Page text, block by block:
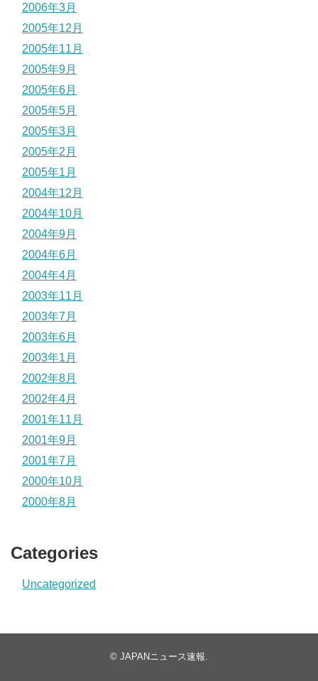
2006年3月
2005年12月
2005年11月
2005年9月
2005年6月
2005年5月
2005年3月
2005年2月
2005年1月
2004年12月
2004年10月
2004年9月
2004年6月
2004年4月
2003年11月
2003年7月
2003年6月
2003年1月
2002年8月
2002年4月
2001年11月
2001年9月
2001年7月
2000年10月
2000年8月
Categories
Uncategorized
© JAPANニュース速報